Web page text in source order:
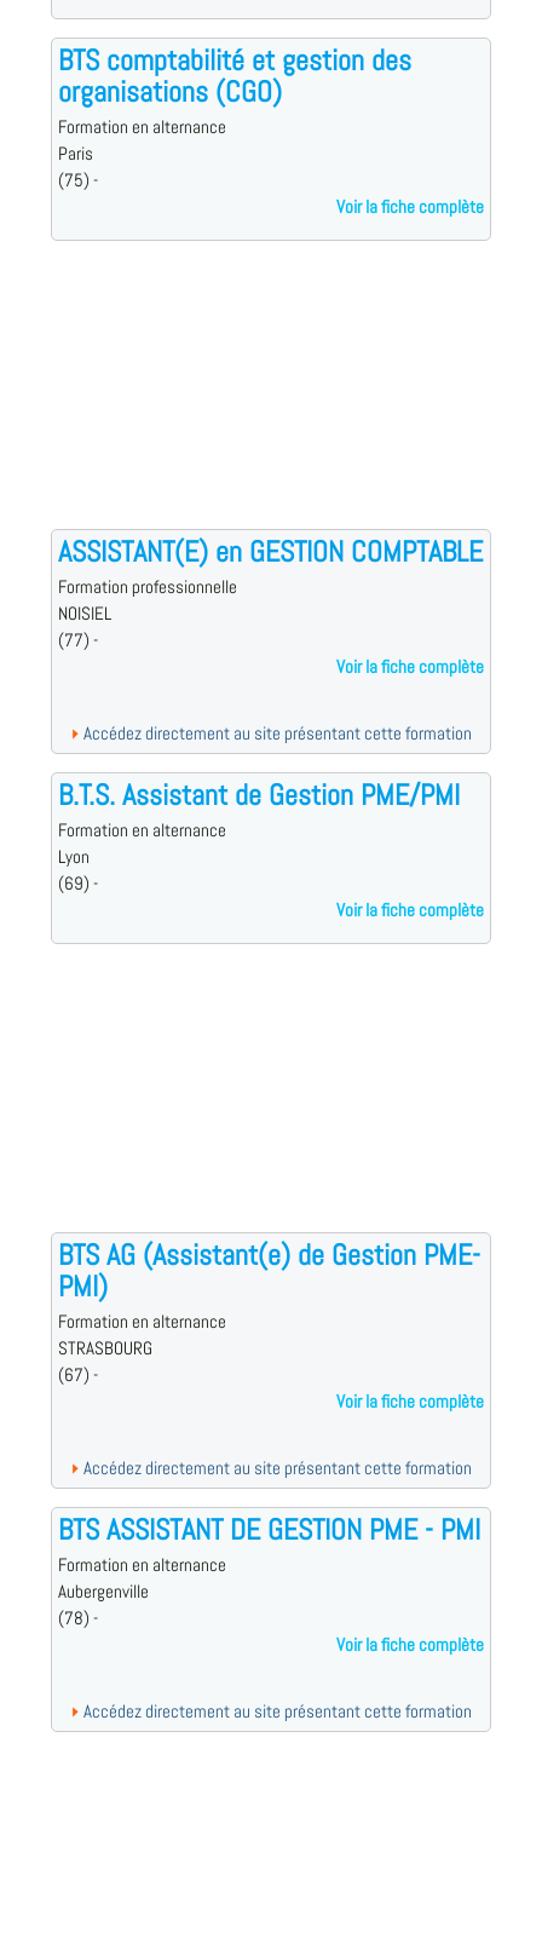
BTS comptabilité et gestion des
organisations (CGO)
Formation en alternance
Paris
(75) -
Voir la fiche complète
ASSISTANT(E) en GESTION COMPTABLE
Formation professionnelle
NOISIEL
(77) -
Voir la fiche complète
Accédez directement au site présentant cette formation
B.T.S. Assistant de Gestion PME/PMI
Formation en alternance
Lyon
(69) -
Voir la fiche complète
BTS AG (Assistant(e) de Gestion PME-
PMI)
Formation en alternance
STRASBOURG
(67) -
Voir la fiche complète
Accédez directement au site présentant cette formation
BTS ASSISTANT DE GESTION PME - PMI
Formation en alternance
Aubergenville
(78) -
Voir la fiche complète
Accédez directement au site présentant cette formation